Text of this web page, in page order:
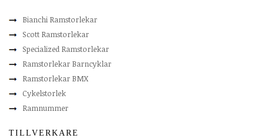
Bianchi Ramstorlekar
Scott Ramstorlekar
Specialized Ramstorlekar
Ramstorlekar Barncyklar
Ramstorlekar BMX
Cykelstorlek
Ramnummer
TILLVERKARE